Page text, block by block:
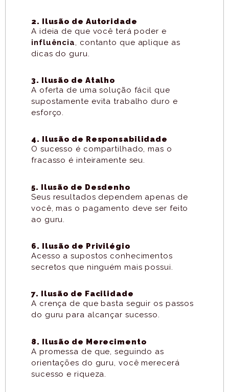
2. Ilusão de Autoridade
A ideia de que você terá poder e
influência
, contanto que aplique as
dicas do guru.
3. Ilusão de Atalho
A oferta de uma solução fácil que
supostamente evita trabalho duro e
esforço.
4. Ilusão de Responsabilidade
O sucesso é compartilhado, mas o
fracasso é inteiramente seu.
5. Ilusão de Desdenho
Seus resultados dependem apenas de
você, mas o pagamento deve ser feito
ao guru.
6. Ilusão de Privilégio
Acesso a supostos conhecimentos
secretos que ninguém mais possui.
7. Ilusão de Facilidade
A crença de que basta seguir os passos
do guru para alcançar sucesso.
8. Ilusão de Merecimento
A promessa de que, seguindo as
orientações do guru, você merecerá
sucesso e riqueza.